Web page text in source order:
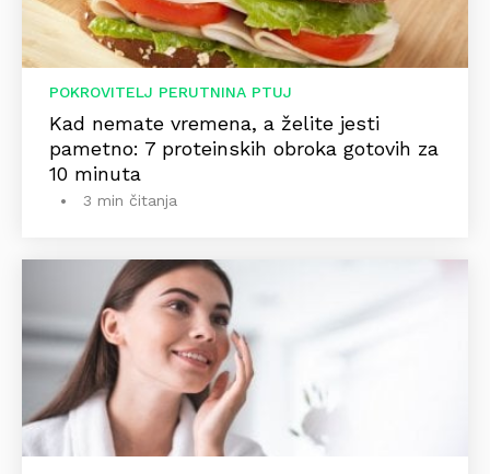
POKROVITELJ PERUTNINA PTUJ
Kad nemate vremena, a želite jesti
pametno: 7 proteinskih obroka gotovih za
10 minuta
3 min čitanja